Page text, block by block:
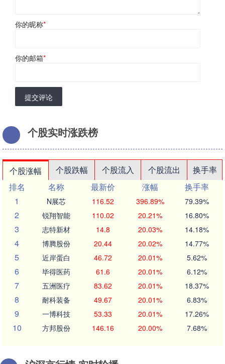
你的昵称*
你的邮箱*
提交评论
个股实时涨跌榜
个股涨幅 个股跌幅 个股流入 个股流出
换手率
排名
名称 最新价 涨幅
换手率
1
N展芯 116.52 396.89% 79.39%
2 锐翔智能 110.02 20.21% 16.80%
3 志特新材 14.8 20.03% 14.18%
4 博腾股份 20.44 20.02% 14.77%
5 近岸蛋白 46.72 20.01% 5.62%
6 毕得医药 61.6 20.01% 6.12%
7 五洲医疗 83.62 20.01% 18.37%
8 耐科装备 49.67 20.01% 6.83%
9 一博科技 53.33 20.01% 17.26%
10 方邦股份 146.16 20.00% 7.68%